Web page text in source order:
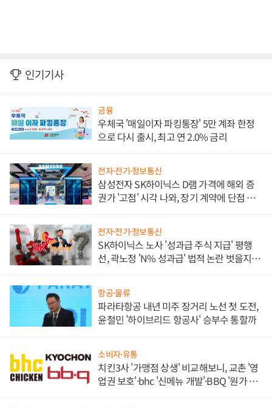
인기기사
금융
우체국 '매일이자 파킹통장' 5만 계좌 한정
으로 다시 출시, 최고 연 2.0% 금리
전자·전기·정보통신
삼성전자 SK하이닉스 D램 가격에 해외 증
권가 '고점' 시각 나와, 장기 계약에 단점 부
전자·전기·정보통신
SK하이닉스 노사 '성과급 주식 지급' 평행
선, 곽노정 'N% 성과급' 법적 논란 벗을지 주
항공·물류
파라타항공 내년 미주 장거리 노선 첫 도전,
윤철민 '하이브리드 항공사' 승부수 통할까
소비자·유통
치킨3사 '가맹점 상생' 비교해보니, 교촌 '영
업권 보호'·bhc '신메뉴 개발'·BBQ '원가 부